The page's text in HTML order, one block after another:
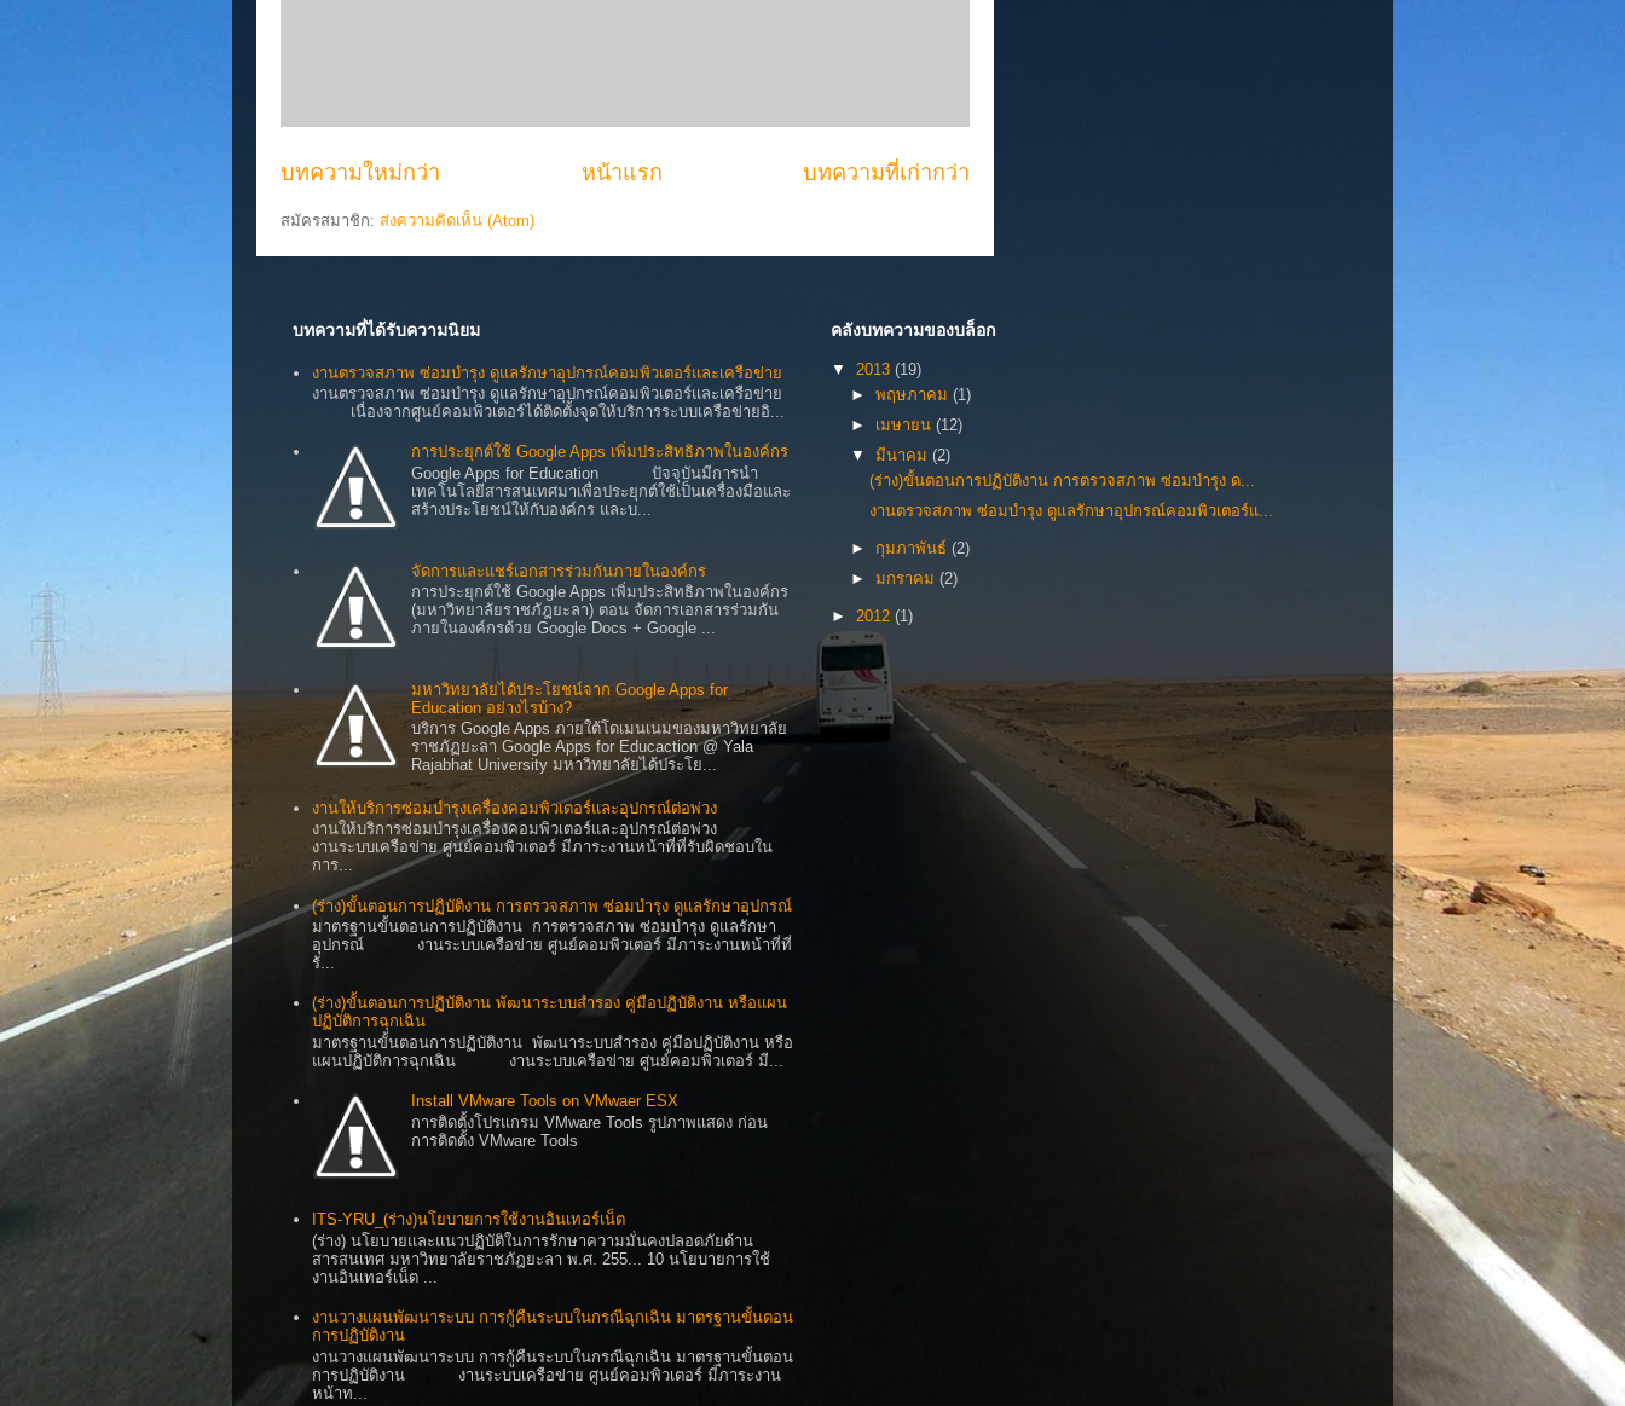
บทความใหม่กว่า บทความที่เก่ากว่า
หน้าแรก
สมัครสมาชิก: ส่งความคิดเห็น (Atom)
บทความที่ได้รับความนิยม
งานตรวจสภาพ ซ่อมบำรุง ดูแลรักษาอุปกรณ์คอมพิวเตอร์และเครือข่าย
งานตรวจสภาพ ซ่อมบำรุง ดูแลรักษาอุปกรณ์คอมพิวเตอร์และเครือข่าย
เนื่องจากศูนย์คอมพิวเตอร์ได้ติดตั้งจุดให้บริการระบบเครือข่ายอิ...
การประยุกต์ใช้ Google Apps เพิ่มประสิทธิภาพในองค์กร
Google Apps for Education ปัจจุบันมีการนำ
เทคโนโลยีสารสนเทศมาเพื่อประยุกต์ใช้เป็นเครื่องมือและ
สร้างประโยชน์ให้กับองค์กร และบ...
จัดการและแชร์เอกสารร่วมกันภายในองค์กร
การประยุกต์ใช้ Google Apps เพิ่มประสิทธิภาพในองค์กร
(มหาวิทยาลัยราชภัฎยะลา) ตอน จัดการเอกสารร่วมกัน
ภายในองค์กรด้วย Google Docs + Google ...
มหาวิทยาลัยได้ประโยชน์จาก Google Apps for
Education อย่างไรบ้าง?
บริการ Google Apps ภายใต้โดเมนเนมของมหาวิทยาลัย
ราชภัฏยะลา Google Apps for Educaction @ Yala
Rajabhat University มหาวิทยาลัยได้ประโย...
งานให้บริการซ่อมบำรุงเครื่องคอมพิวเตอร์และอุปกรณ์ต่อพ่วง
งานให้บริการซ่อมบำรุงเครื่องคอมพิวเตอร์และอุปกรณ์ต่อพ่วง
งานระบบเครือข่าย ศูนย์คอมพิวเตอร์ มีภาระงานหน้าที่ที่รับผิดชอบใน
การ...
(ร่าง)ขั้นตอนการปฏิบัติงาน การตรวจสภาพ ซ่อมบำรุง ดูแลรักษาอุปกรณ์
มาตรฐานขั้นตอนการปฏิบัติงาน การตรวจสภาพ ซ่อมบำรุง ดูแลรักษา
อุปกรณ์ งานระบบเครือข่าย ศูนย์คอมพิวเตอร์ มีภาระงานหน้าที่ที่
รั...
(ร่าง)ขั้นตอนการปฏิบัติงาน พัฒนาระบบสำรอง คู่มือปฏิบัติงาน หรือแผน
ปฏิบัติการฉุกเฉิน
มาตรฐานขั้นตอนการปฏิบัติงาน พัฒนาระบบสำรอง คู่มือปฏิบัติงาน หรือ
แผนปฏิบัติการฉุกเฉิน งานระบบเครือข่าย ศูนย์คอมพิวเตอร์ มี...
Install VMware Tools on VMwaer ESX
การติดตั้งโปรแกรม VMware Tools รูปภาพแสดง ก่อน
การติดตั้ง VMware Tools
ITS-YRU_(ร่าง)นโยบายการใช้งานอินเทอร์เน็ต
(ร่าง) นโยบายและแนวปฏิบัติในการรักษาความมั่นคงปลอดภัยด้าน
สารสนเทศ มหาวิทยาลัยราชภัฎยะลา พ.ศ. 255... 10 นโยบายการใช้
งานอินเทอร์เน็ต ...
งานวางแผนพัฒนาระบบ การกู้คืนระบบในกรณีฉุกเฉิน มาตรฐานขั้นตอน
การปฏิบัติงาน
งานวางแผนพัฒนาระบบ การกู้คืนระบบในกรณีฉุกเฉิน มาตรฐานขั้นตอน
การปฏิบัติงาน งานระบบเครือข่าย ศูนย์คอมพิวเตอร์ มีภาระงาน
หน้าท...
คลังบทความของบล็อก
▼ 2013 (19)
► พฤษภาคม (1)
► เมษายน (12)
▼ มีนาคม (2)
(ร่าง)ขั้นตอนการปฏิบัติงาน การตรวจสภาพ ซ่อมบำรุง ด...
งานตรวจสภาพ ซ่อมบำรุง ดูแลรักษาอุปกรณ์คอมพิวเตอร์แ...
► กุมภาพันธ์ (2)
► มกราคม (2)
► 2012 (1)